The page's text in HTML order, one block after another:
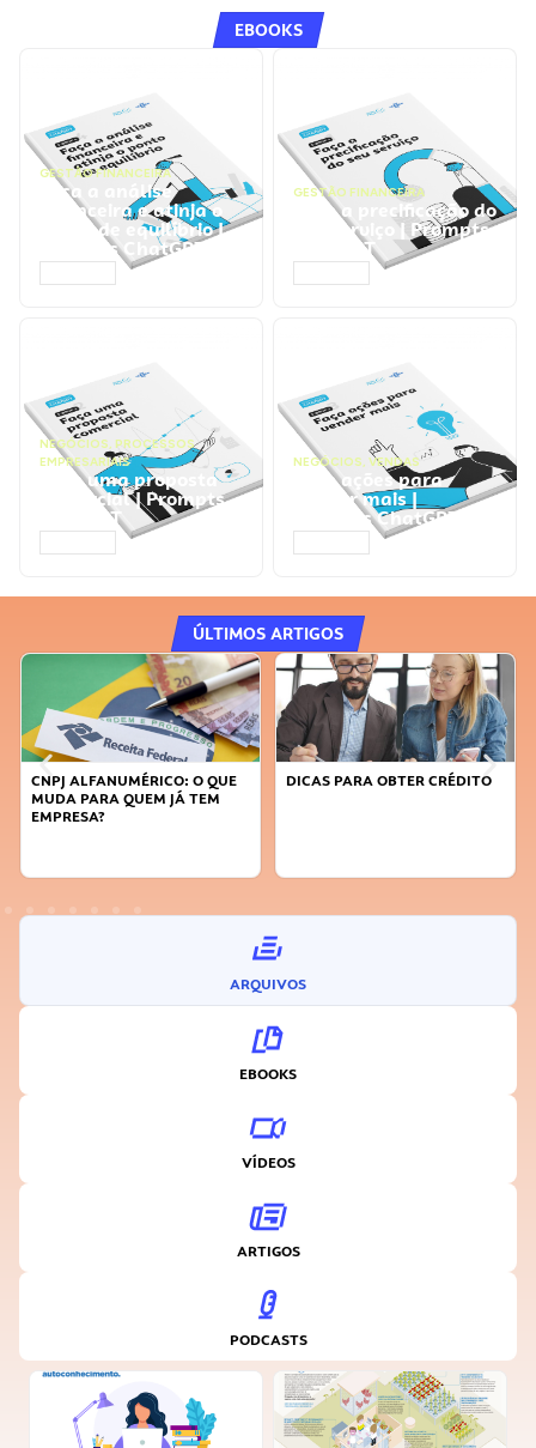
EBOOKS
GESTÃO FINANCEIRA
Faça a análise
financeira e atinja o
ponto de equilíbrio |
Prompts ChatGPT
GESTÃO FINANCEIRA
Faça a precificação do
seu serviço | Prompts
ChatGPT
NEGÓCIOS, PROCESSOS
EMPRESARIAIS
Faça uma proposta
comercial | Prompts
ChatGPT
NEGÓCIOS, VENDAS
Faça ações para
vender mais |
Prompts ChatGPT
ÚLTIMOS ARTIGOS
CNPJ ALFANUMÉRICO: O QUE
MUDA PARA QUEM JÁ TEM
EMPRESA?
DICAS PARA OBTER CRÉDITO
ARQUIVOS
EBOOKS
VÍDEOS
ARTIGOS
PODCASTS